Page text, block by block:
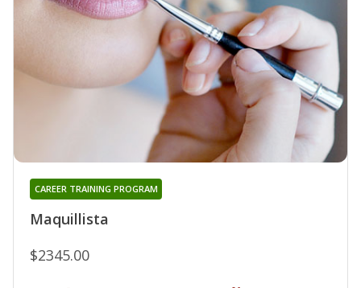
Maquillista
CAREER TRAINING PROGRAM
$2345.00